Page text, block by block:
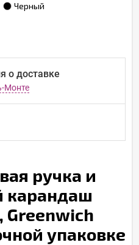
Черный
о доставке
Монте
ручка и
карандаш
Greenwich
упаковке